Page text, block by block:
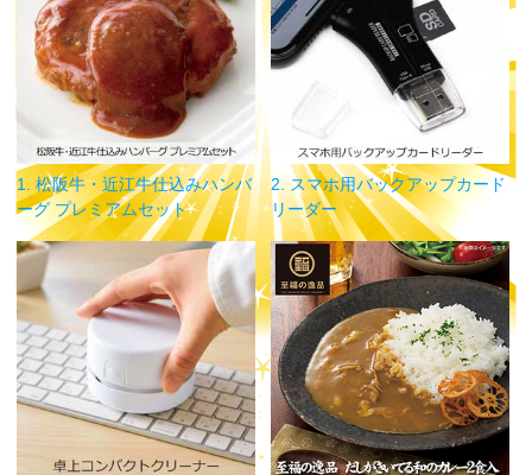
1. 松阪牛・近江牛仕込みハンバ
ーグ プレミアムセット
2. スマホ用バックアップカード
リーダー